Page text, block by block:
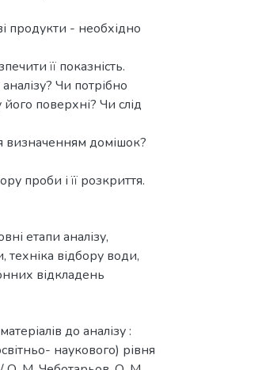
продукти - необхідно
її показність.
Чи потрібно
поверхні? Чи слід
визначенням домішок?
проби і її розкриття.
етапи аналізу,
, техніка відбору води,
відкладень
до аналізу :
наукового) рівня